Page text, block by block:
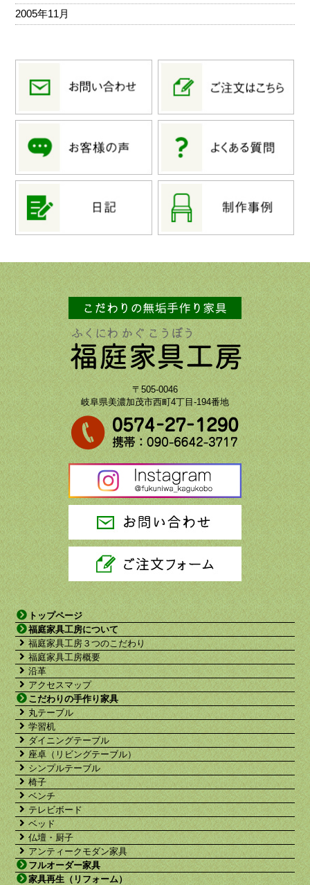
2005年11月
〒505-0046
岐阜県美濃加茂市西町4丁目-194番地
トップページ
福庭家具工房について
福庭家具工房３つのこだわり
福庭家具工房概要
沿革
アクセスマップ
こだわりの手作り家具
丸テーブル
学習机
ダイニングテーブル
座卓（リビングテーブル）
シンプルテーブル
椅子
ベンチ
テレビボード
ベッド
仏壇・厨子
アンティークモダン家具
フルオーダー家具
家具再生（リフォーム）